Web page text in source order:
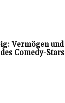
Vermögen und
Comedy-Stars